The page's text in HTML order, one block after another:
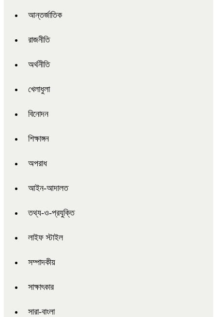
আন্তর্জাতিক
রাজনীতি
অর্থনীতি
খেলাধুলা
বিনোদন
শিক্ষাঙ্গন
অপরাধ
আইন-আদালত
তথ্য-ও-প্রযুক্তি
লাইফ স্টাইল
সম্পাদকীয়
সাক্ষাৎকার
সারা-বাংলা